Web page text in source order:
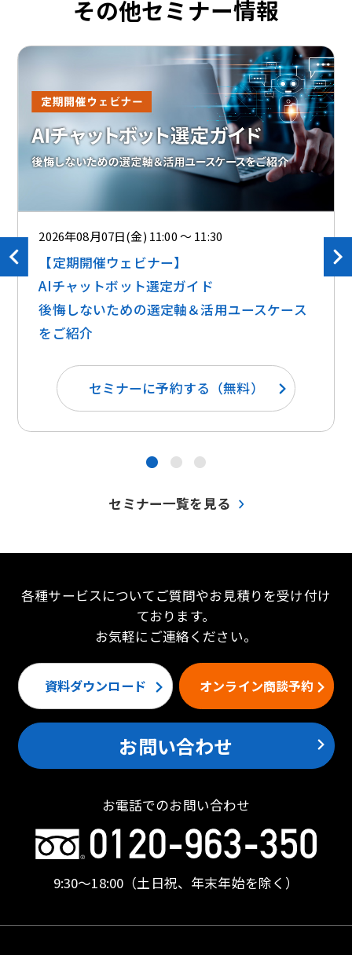
その他セミナー情報
2026年08月07日(金) 11:00 ～ 11:30
【定期開催ウェビナー】
AIチャットボット選定ガイド
後悔しないための選定軸＆活用ユースケース
をご紹介
セミナーに予約する（無料）
● ● ●
セミナー一覧を見る
各種サービスについてご質問やお見積りを受け付け
ております。
お気軽にご連絡ください。
資料ダウンロード オンライン商談予約
お問い合わせ
お電話でのお問い合わせ
9:30〜18:00 （土日祝、年末年始を除く）